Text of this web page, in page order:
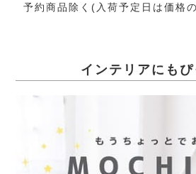
予約商品除く(入荷予定日は価格
インテリアにもぴ